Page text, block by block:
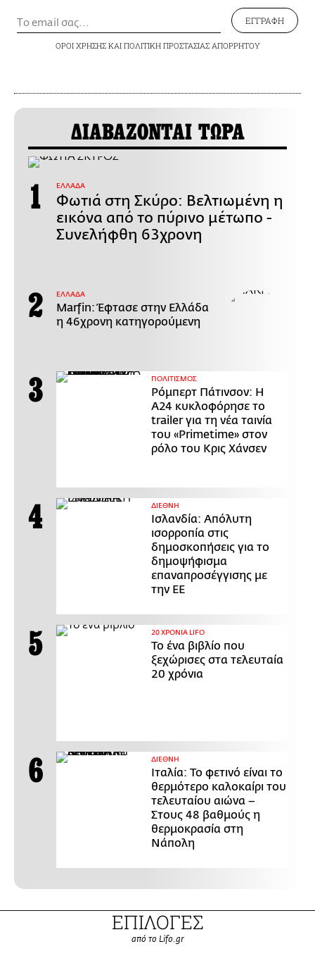
ΕΓΓΡΑΦΗ
ΟΡΟΙ ΧΡΗΣΗΣΚΑΙ ΠΟΛΙΤΙΚΗ ΠΡΟΣΤΑΣΙΑΣ ΑΠΟΡΡΗΤΟΥ
ΔΙΑΒΑΖΟΝΤΑΙ ΤΩΡΑ
ΕΛΛΑΔΑ
Φωτιά στη Σκύρο: Βελτιωμένη η
εικόνα από το πύρινο μέτωπο -
Συνελήφθη 63χρονη
ΕΛΛΑΔΑ
Marfin: Έφτασε στην Ελλάδα
η 46χρονη κατηγορούμενη
ΠΟΛΙΤΙΣΜΟΣ
Ρόμπερτ Πάτινσον: Η
Α24 κυκλοφόρησε το
trailer για τη νέα ταινία
του «Primetime» στον
ρόλο του Κρις Χάνσεν
ΔΙΕΘΝΗ
Ισλανδία: Απόλυτη
ισορροπία στις
δημοσκοπήσεις για το
δημοψήφισμα
επαναπροσέγγισης με
την ΕΕ
20 ΧΡΟΝΙΑ LIFO
Το ένα βιβλίο που
ξεχώρισες στα τελευταία
20 χρόνια
ΔΙΕΘΝΗ
Ιταλία: Το φετινό είναι το
θερμότερο καλοκαίρι του
τελευταίου αιώνα –
Στους 48 βαθμούς η
θερμοκρασία στη
Νάπολη
ΕΠΙΛΟΓΕΣ
από το Lifo.gr